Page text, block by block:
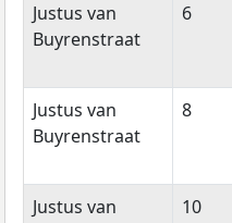
Justus van
Buyrenstraat
6
Justus van
Buyrenstraat
8
Justus van
10